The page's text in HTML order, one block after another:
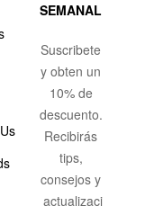
SEMANAL
Suscribete
y obten un
10% de
descuento.
Recibirás
tips,
consejos y
actualizaci